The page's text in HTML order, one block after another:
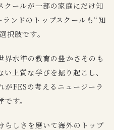
クールが一部の家庭にだけ知
ンドのトップスクールも“知
択肢です。
界水準の教育の豊かさそのも
上質な学びを掘り起こし、
がFESの考えるニュージーラ
です。
らしさを磨いて海外のトップ